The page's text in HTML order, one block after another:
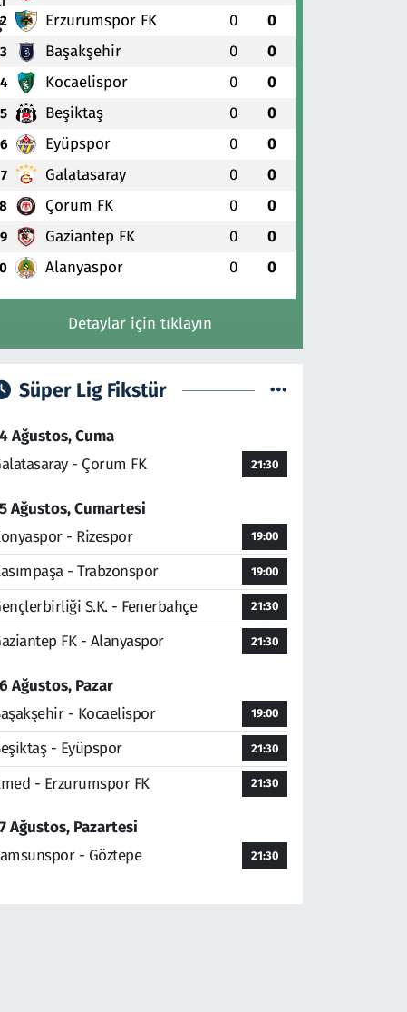
2 Erzurumspor FK 0 0
3 Başakşehir 0 0
4 Kocaelispor 0 0
5 Beşiktaş 0 0
6 Eyüpspor 0 0
7 Galatasaray 0 0
8 Çorum FK 0 0
9 Gaziantep FK 0 0
Alanyaspor 0 0
Detaylar için tıklayın
Süper Lig Fikstür
Ağustos, Cuma
- Çorum FK
21:30
Ağustos, Cumartesi
- Rizespor
19:00
- Trabzonspor 19:00
S.K. - Fenerbahçe 21:30
FK - Alanyaspor 21:30
Ağustos, Pazar
- Kocaelispor
19:00
- Eyüpspor 21:30
- Erzurumspor FK 21:30
Ağustos, Pazartesi
- Göztepe
21:30